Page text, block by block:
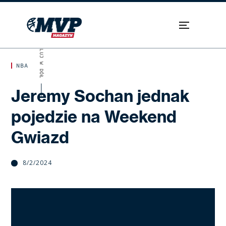
NBA
Jeremy Sochan jednak
pojedzie na Weekend
Gwiazd
8/2/2024
SKROLUJ W DÓŁ